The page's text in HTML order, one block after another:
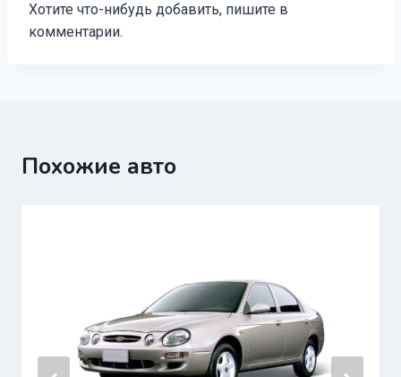
Хотите что-нибудь добавить, пишите в
комментарии.
Похожие авто